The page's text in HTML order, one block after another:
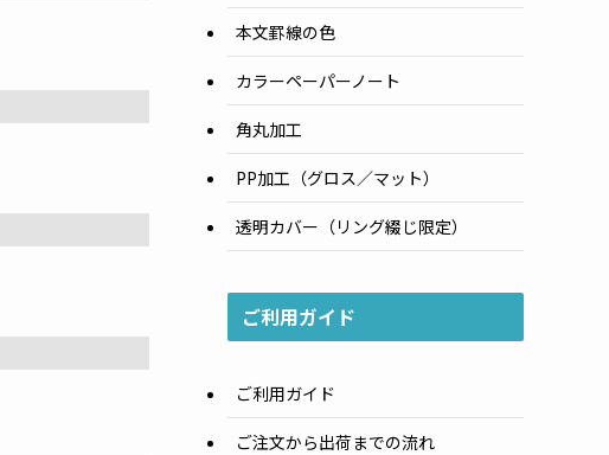
本文罫線の色
カラーペーパーノート
角丸加工
PP加工（グロス／マット）
透明カバー（リング綴じ限定）
ご利用ガイド
ご利用ガイド
ご注文から出荷までの流れ